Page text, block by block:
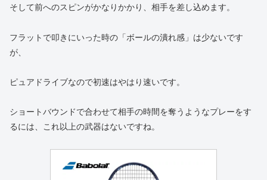
そして前へのスピンがかなりかかり、相手を差し込めます。
フラットで叩きにいった時の「ボールの潰れ感」は少ないです
が、
ピュアドライブなので初速はやはり速いです。
ショートバウンドで合わせて相手の時間を奪うようなプレーをす
るには、これ以上の武器はないですね。